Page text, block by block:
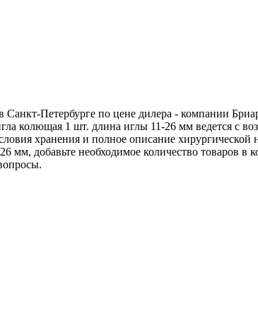
Петербурге по цене дилера - компании
колющая 1 шт. длина иглы 11-26 мм ведется с
хранения и полное описание
добавьте необходимое количество товаров в